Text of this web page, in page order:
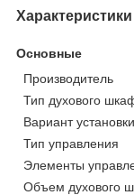
Характеристики
Основные
Производитель
Тип духового
Вариант установки
Тип управления
Элементы
Объем духового